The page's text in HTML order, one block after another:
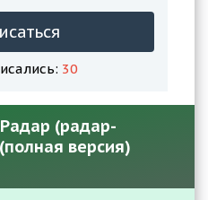
30
(радар-
версия)